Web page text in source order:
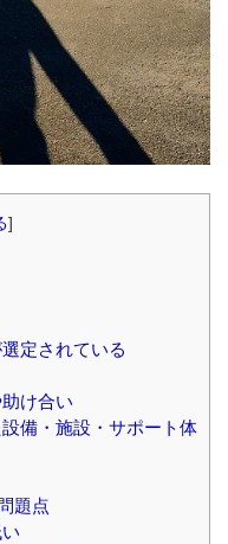
]
定されている
け合い
備・施設・サポート体
題点